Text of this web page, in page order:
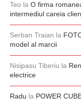
Teo la O firma
intermediul careia
Serban Traian la
model al marcii
Nisipasu Tiberiu la
electrice
Radu la POWER